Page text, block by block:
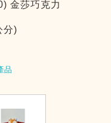
金莎巧克力
分)
品